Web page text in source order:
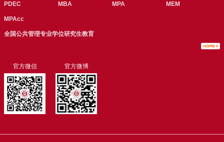
PDEC MBA MPA MEM
MPAcc
全国公共管理专业学位研究生教育
官方微信 官方微博